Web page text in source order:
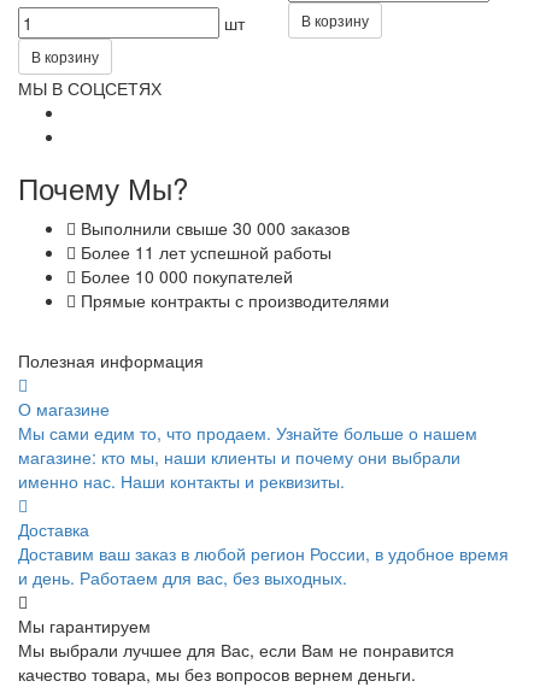
шт
В корзину
В корзину
МЫ В СОЦСЕТЯХ
Почему Мы?
Выполнили свыше 30 000 заказов
Более 11 лет успешной работы
Более 10 000 покупателей
Прямые контракты с производителями
Полезная информация
О магазине
Мы сами едим то, что продаем. Узнайте больше о нашем
магазине: кто мы, наши клиенты и почему они выбрали
именно нас. Наши контакты и реквизиты.
Доставка
Доставим ваш заказ в любой регион России, в удобное время
и день. Работаем для вас, без выходных.
Мы гарантируем
Мы выбрали лучшее для Вас, если Вам не понравится
качество товара, мы без вопросов вернем деньги.